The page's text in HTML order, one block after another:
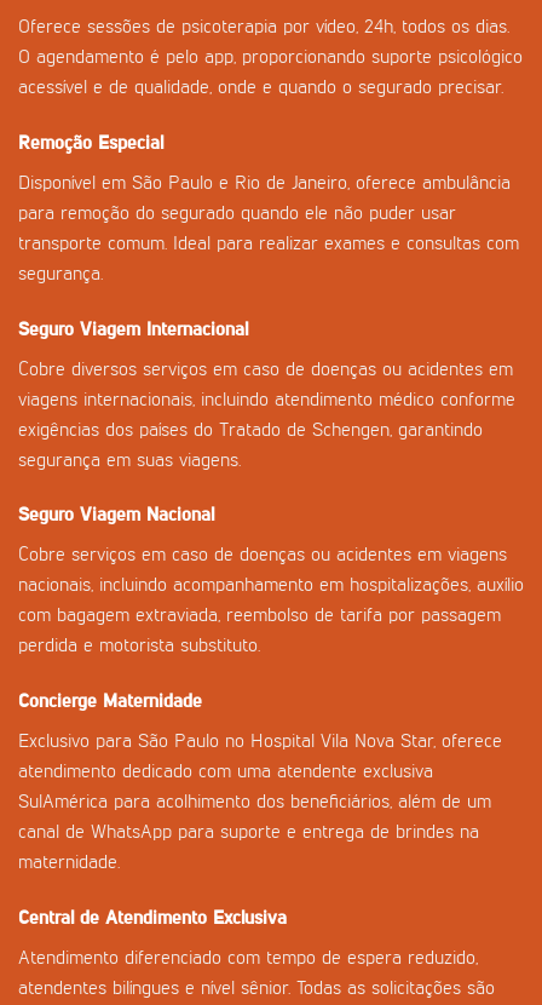
Oferece sessões de psicoterapia por vídeo, 24h, todos os dias.
O agendamento é pelo app, proporcionando suporte psicológico
acessível e de qualidade, onde e quando o segurado precisar.
Remoção Especial
Disponível em São Paulo e Rio de Janeiro, oferece ambulância
para remoção do segurado quando ele não puder usar
transporte comum. Ideal para realizar exames e consultas com
segurança.
Seguro Viagem Internacional
Cobre diversos serviços em caso de doenças ou acidentes em
viagens internacionais, incluindo atendimento médico conforme
exigências dos países do Tratado de Schengen, garantindo
segurança em suas viagens.
Seguro Viagem Nacional
Cobre serviços em caso de doenças ou acidentes em viagens
nacionais, incluindo acompanhamento em hospitalizações, auxílio
com bagagem extraviada, reembolso de tarifa por passagem
perdida e motorista substituto.
Concierge Maternidade
Exclusivo para São Paulo no Hospital Vila Nova Star, oferece
atendimento dedicado com uma atendente exclusiva
SulAmérica para acolhimento dos beneficiários, além de um
canal de WhatsApp para suporte e entrega de brindes na
maternidade.
Central de Atendimento Exclusiva
Atendimento diferenciado com tempo de espera reduzido,
atendentes bilíngues e nível sênior. Todas as solicitações são